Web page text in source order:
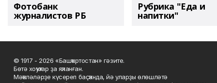
Фотобанк
журналистов РБ
Рубрика "Еда и
напитки"
© 1917 - 2026 «Башҡортостан» гәзите.
Бөтә хоҡуҡтар ҙа яҡланған.
Мәҡәләләрҙе күсереп баҫҡанда, йә уларҙы өлөшләтә